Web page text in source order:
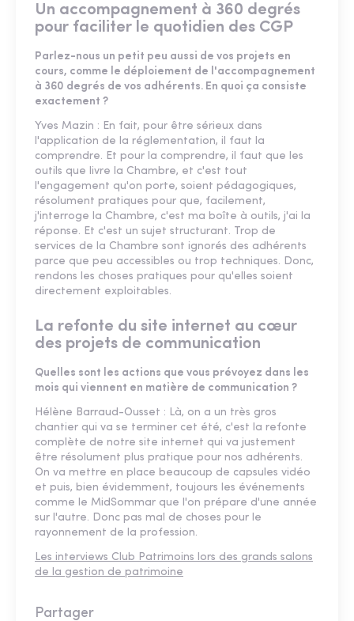
Un accompagnement à 360 degrés
pour faciliter le quotidien des CGP
Parlez-nous un petit peu aussi de vos projets en
cours, comme le déploiement de l'accompagnement
à 360 degrés de vos adhérents. En quoi ça consiste
exactement ?
Yves Mazin : En fait, pour être sérieux dans
l'application de la réglementation, il faut la
comprendre. Et pour la comprendre, il faut que les
outils que livre la Chambre, et c'est tout
l'engagement qu'on porte, soient pédagogiques,
résolument pratiques pour que, facilement,
j'interroge la Chambre, c'est ma boîte à outils, j'ai la
réponse. Et c'est un sujet structurant. Trop de
services de la Chambre sont ignorés des adhérents
parce que peu accessibles ou trop techniques. Donc,
rendons les choses pratiques pour qu'elles soient
directement exploitables.
La refonte du site internet au cœur
des projets de communication
Quelles sont les actions que vous prévoyez dans les
mois qui viennent en matière de communication ?
Hélène Barraud-Ousset : Là, on a un très gros
chantier qui va se terminer cet été, c'est la refonte
complète de notre site internet qui va justement
être résolument plus pratique pour nos adhérents.
On va mettre en place beaucoup de capsules vidéo
et puis, bien évidemment, toujours les événements
comme le MidSommar que l'on prépare d'une année
sur l'autre. Donc pas mal de choses pour le
rayonnement de la profession.
Les interviews Club Patrimoins lors des grands salons
de la gestion de patrimoine
Partager